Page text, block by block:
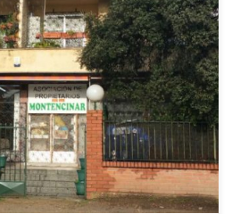
que la oficina de la Asociación
hoy durante las fiestas de Navidad y
8/1/2021. Durante estos días
precisan, en nuestra dirección de
La JUNTA